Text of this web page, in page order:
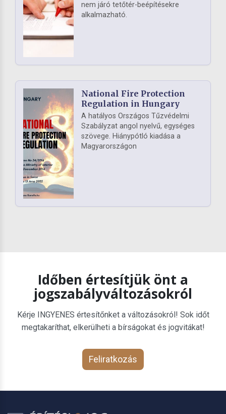
nem járó tetőtér-beépítésekre
alkalmazható.
National Fire Protection
Regulation in Hungary
A hatályos Országos Tűzvédelmi
Szabályzat angol nyelvű, egységes
szövege. Hiánypótló kiadása a
Magyarországon
Időben értesítjük önt a
jogszabályváltozásokról
Kérje INGYENES értesítőnket a változásokról! Sok időt
megtakaríthat, elkerülheti a bírságokat és jogvitákat!
Feliratkozás